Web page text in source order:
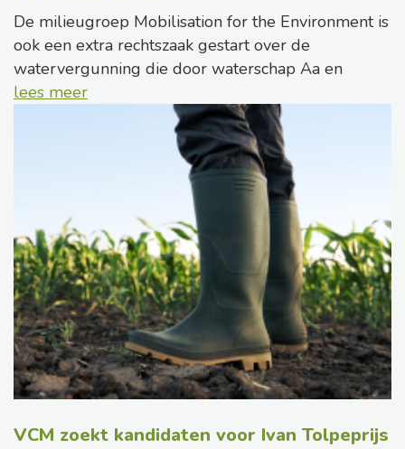
De milieugroep Mobilisation for the Environment is
ook een extra rechtszaak gestart over de
watervergunning die door waterschap Aa en
lees meer
VCM zoekt kandidaten voor Ivan Tolpeprijs